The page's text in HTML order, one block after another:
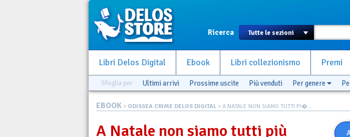
Ricerca
Libri Delos Digital Ebook Libri collezionismo Premi
Sfoglia per Ultimi arrivi Prossime uscite Più venduti Per genere
EBOOK > ODISSEA CRIME DELOS DIGITAL > A NATALE NON SIAMO TUTTI PI�...
A Natale non siamo tutti più